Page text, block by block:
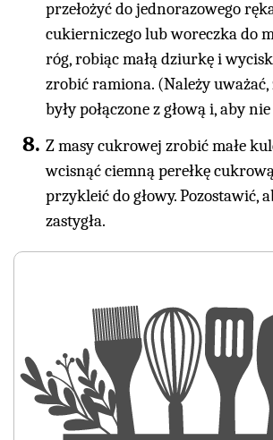
przełożyć do jednorazowego
cukierniczego lub woreczka do
róg, robiąc małą dziurkę i
zrobić ramiona. (Należy
były połączone z głową i, aby
Z masy cukrowej zrobić małe
wcisnąć ciemną perełkę
przykleić do głowy. Pozostawić,
zastygła.